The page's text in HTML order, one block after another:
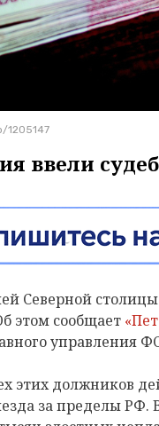
1205147
ввели
Северной столицы
этом сообщает
управления
этих должников
за пределы РФ.